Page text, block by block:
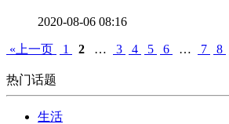
2020-08-06 08:16
«上一页 1 2 … 3 4 5 6 … 7 8
热门话题
生活